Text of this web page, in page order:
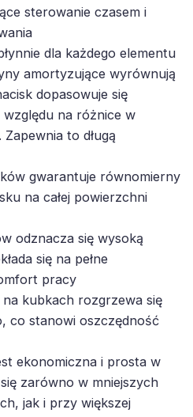
sterowanie czasem i
dla każdego elementu
amortyzujące wyrównują
dopasowuje się
na różnice w
to długą
gwarantuje równomierny
na całej powierzchni
odznacza się wysoką
się na pełne
pracy
kubkach rozgrzewa się
co stanowi oszczędność
ekonomiczna i prosta w
zarówno w mniejszych
jak i przy większej